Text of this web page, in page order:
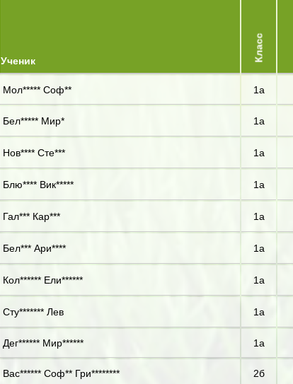
Ученик Класс
Мол***** Соф** 1а
Бел***** Мир* 1а
Нов**** Сте*** 1а
Блю**** Вик***** 1а
Гал*** Кар*** 1а
Бел*** Ари**** 1а
Кол****** Ели****** 1а
Сту******* Лев 1а
Дег****** Мир****** 1а
Вас****** Соф** Гри******** 2б